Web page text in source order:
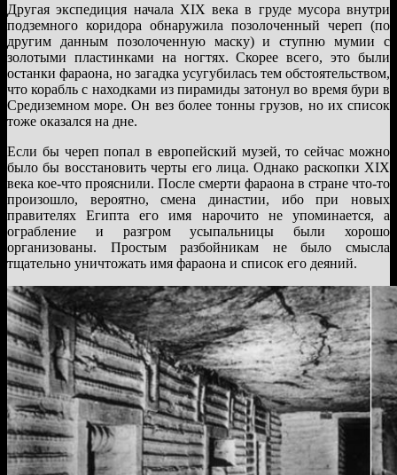
Другая экспедиция начала XIX века в груде мусора внутри
подземного коридора обнаружила позолоченный череп (по
другим данным позолоченную маску) и ступню мумии с
золотыми пластинками на ногтях. Скорее всего, это были
останки фараона, но загадка усугубилась тем обстоятельством,
что корабль с находками из пирамиды затонул во время бури в
Средиземном море. Он вез более тонны грузов, но их список
тоже оказался на дне.
Если бы череп попал в европейский музей, то сейчас можно
было бы восстановить черты его лица. Однако раскопки XIX
века кое-что прояснили. После смерти фараона в стране что-то
произошло, вероятно, смена династии, ибо при новых
правителях Египта его имя нарочито не упоминается, а
ограбление и разгром усыпальницы были хорошо
организованы. Простым разбойникам не было смысла
тщательно уничтожать имя фараона и список его деяний.